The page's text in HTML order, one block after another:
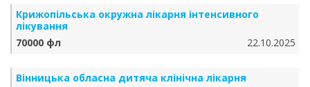
Крижопільська окружна лікарня інтенсивного
лікування
70000 фл
22.10.2025
Вінницька обласна дитяча клінічна лікарня